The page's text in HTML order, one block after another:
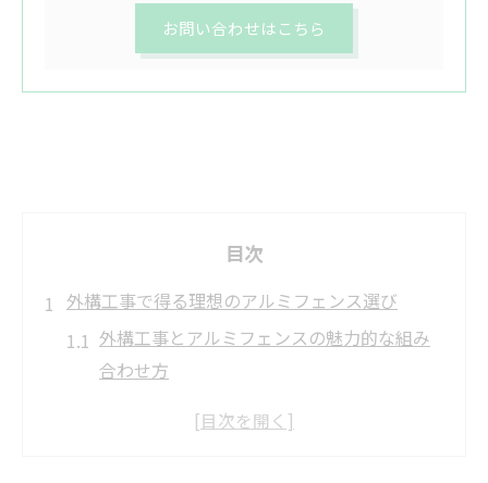
お問い合わせはこちら
目次
外構工事で得る理想のアルミフェンス選び
外構工事とアルミフェンスの魅力的な組み
合わせ方
理想の外構工事を叶えるフェンス選びの基